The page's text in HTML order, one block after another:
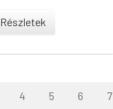
Részletek
4 5 6 7